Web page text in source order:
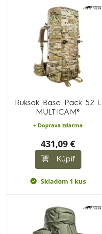
Ruksak Base Pack 52 L
MULTICAM®
+ Doprava zdarma
431,09 €
Kúpiť
Skladom 1 kus